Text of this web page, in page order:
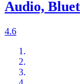
Audio,
4.6